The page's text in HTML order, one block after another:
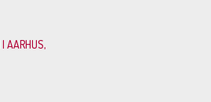
AARHUS,